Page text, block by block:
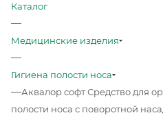
Каталог
—
Медицинские изделия
—
Гигиена полости носа
—Аквалор софт Средство для
полости носа с поворотной